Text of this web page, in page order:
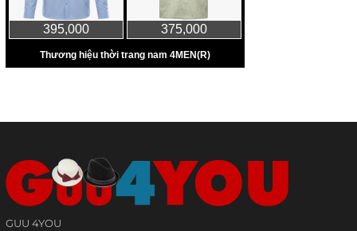
GUU 4YOU